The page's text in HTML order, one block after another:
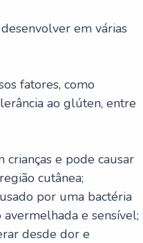
em várias
fatores, como
ao glúten, entre
crianças e pode causar
cutânea;
por uma bactéria
e sensível;
desde dor e